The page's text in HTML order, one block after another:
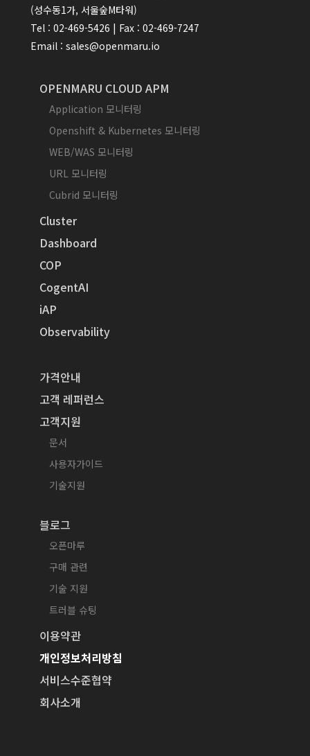
(성수동1가, 서울숲M타워)
Tel : 02-469-5426 | Fax : 02-469-7247
Email : sales@openmaru.io
OPENMARU CLOUD APM
Application 모니터링
Openshift & Kubernetes 모니터링
WEB/WAS 모니터링
URL 모니터링
Cubrid 모니터링
Cluster
Dashboard
COP
CogentAI
iAP
Observability
가격안내
고객 레퍼런스
고객지원
문서
사용자가이드
기술지원
블로그
오픈마루
구매 관련
기술 지원
트러블 슈팅
이용약관
개인정보처리방침
서비스수준협약
회사소개